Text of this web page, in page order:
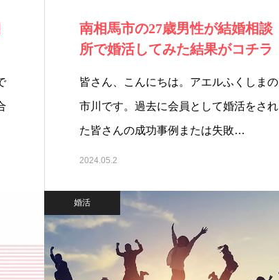
南相馬市の27歳男性が結婚相談
所で婚活してみた結果がコチラ
皆さん、こんにちは。アエルふくしまの
市川です。過去に会員として婚活をされ
た皆さんの成功事例または失敗…
2024.05.2
婚活